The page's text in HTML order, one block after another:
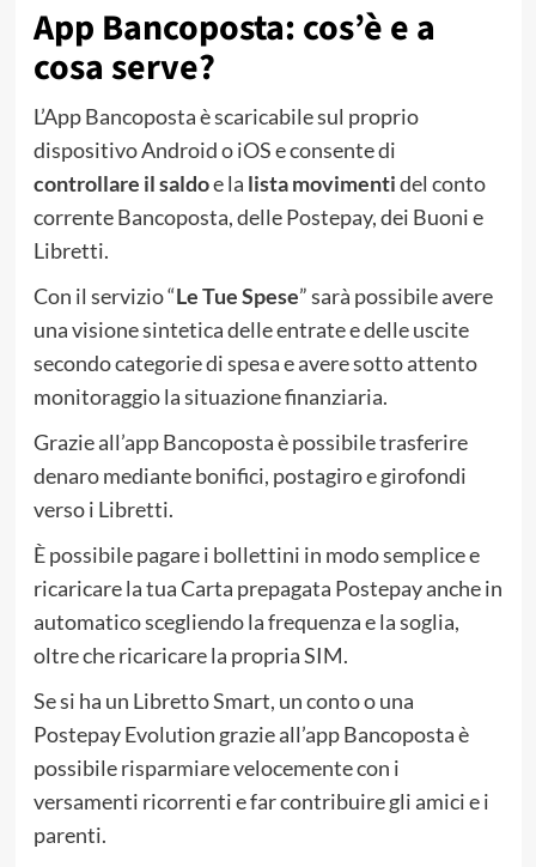
App Bancoposta: cos’è e a
cosa serve?
L’App Bancoposta è scaricabile sul proprio
dispositivo Android o iOS e consente di
controllare il saldoe la lista movimentidel conto
corrente Bancoposta, delle Postepay, dei Buoni e
Libretti.
Con il servizio “Le Tue Spese” sarà possibile avere
una visione sintetica delle entrate e delle uscite
secondo categorie di spesa e avere sotto attento
monitoraggio la situazione finanziaria.
Grazie all’app Bancoposta è possibile trasferire
denaro mediante bonifici, postagiro e girofondi
verso i Libretti.
È possibile pagare i bollettini in modo semplice e
ricaricare la tua Carta prepagata Postepay anche in
automatico scegliendo la frequenza e la soglia,
oltre che ricaricare la propria SIM.
Se si ha un Libretto Smart, un conto o una
Postepay Evolution grazie all’app Bancoposta è
possibile risparmiare velocemente con i
versamenti ricorrenti e far contribuire gli amici e i
parenti.